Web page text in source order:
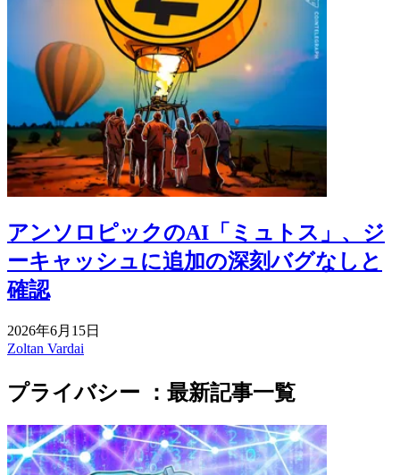
アンソロピックのAI「ミュトス」、ジ
ーキャッシュに追加の深刻バグなしと
確認
2026年6月15日
Zoltan Vardai
プライバシー ：最新記事一覧